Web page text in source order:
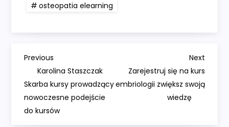
osteopatia elearning
N
a
w
Previous
Post
Previous
Karolina Staszczak
Skarba kursy prowadzący
nowoczesne podejście
do kursów
Next
Post
Next
Zarejestruj się na kurs
embriologii zwiększ swoją
wiedzę